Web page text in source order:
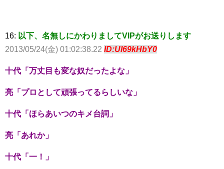
16: 以下、名無しにかわりましてVIPがお送りします
2013/05/24(金) 01:02:38.22 ID:UI69kHbY0
十代「万丈目も変な奴だったよな」
亮「プロとして頑張ってるらしいな」
十代「ほらあいつのキメ台詞」
亮「あれか」
十代「一！」